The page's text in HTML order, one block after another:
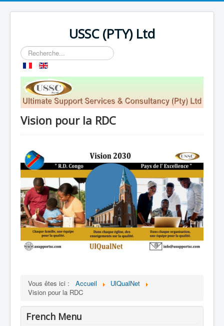
USSC (PTY) Ltd
Rechercher
Vision pour la RDC
Vous êtes ici : Accueil
UlQualNet
Vision pour la RDC
French Menu